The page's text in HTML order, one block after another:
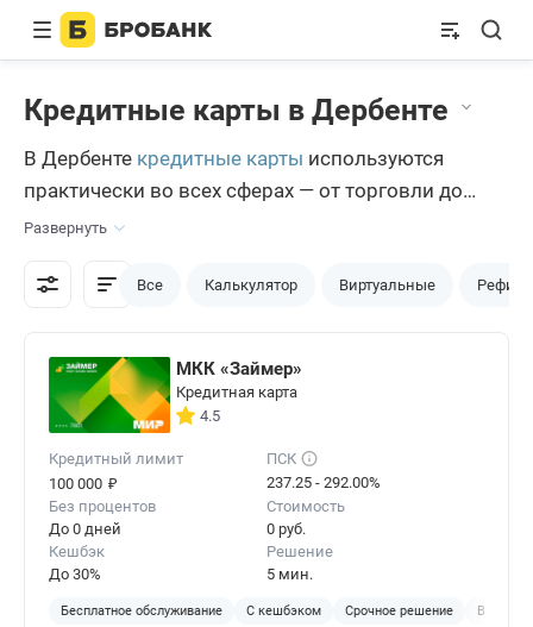
Кредитные карты в Дербенте
В Дербенте кредитные карты используются
практически во всех сферах — от торговли до
бизнес-отношений. Расплачиваться ими намного
удобнее, чем наличными деньгами. На Бробанк.ру
дербентцы подбирают те карты, которыми они
Развернуть
Все Калькулятор Виртуальные
МКК «Займер»
Кредитная карта
4.5
Кредитный лимит
100 000 ₽
ПСК
237.25 - 292.00%
Без процентов
До 0 дней
Стоимость
0 руб.
Кешбэк
До 30%
Решение
5 мин.
Бесплатное обслуживание С кешбэком Срочное решение